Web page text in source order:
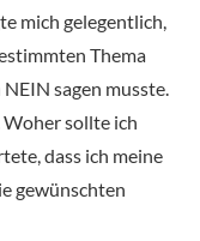
mich gelegentlich,
Thema
sagen musste.
Woher sollte ich
dass ich meine
gewünschten